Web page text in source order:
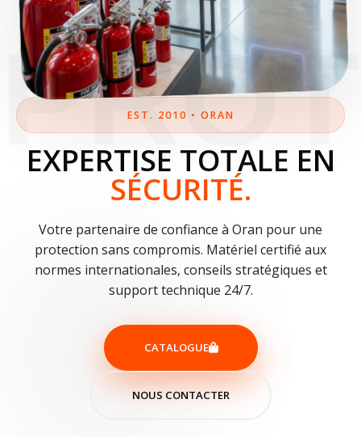
EST. 2010 • ORAN
EXPERTISE TOTALE EN
SÉCURITÉ.
Votre partenaire de confiance à Oran pour une
protection sans compromis. Matériel certifié aux
normes internationales, conseils stratégiques et
support technique 24/7.
CATALOGUE
NOUS CONTACTER